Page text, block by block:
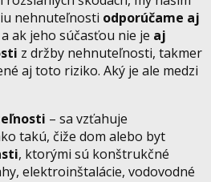
nehnuteľnosti odporúčame aj
a ak jeho súčasťou nie je aj
z držby nehnuteľnosti, takmer
aj toto riziko. Aký je ale medzi
– sa vzťahuje
takú, čiže dom alebo byt
, ktorými sú konštrukčné
elektroinštalácie, vodovodné